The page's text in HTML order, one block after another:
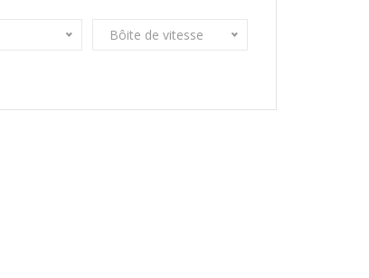
Bôite de vitesse